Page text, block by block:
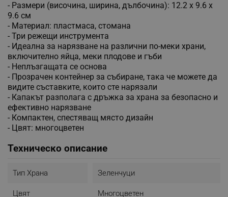
- Размери (височина, ширина, дълбочина): 12.2 х 9.6 х
9.6 см
- Материал: пластмаса, стомана
- Три режещи инструмента
- Идеална за нарязване на различни по-меки храни,
включително яйца, меки плодове и гъби
- Неплъзгащата се основа
- Прозрачен контейнер за събиране, така че можете да
видите съставките, които сте нарязали
- Капакът разполага с дръжка за храна за безопасно и
ефективно нарязване
- Компактен, спестяващ място дизайн
- Цвят: многоцветен
Техническо описание
Тип Храна Зеленчуци
Цвят Многоцветен